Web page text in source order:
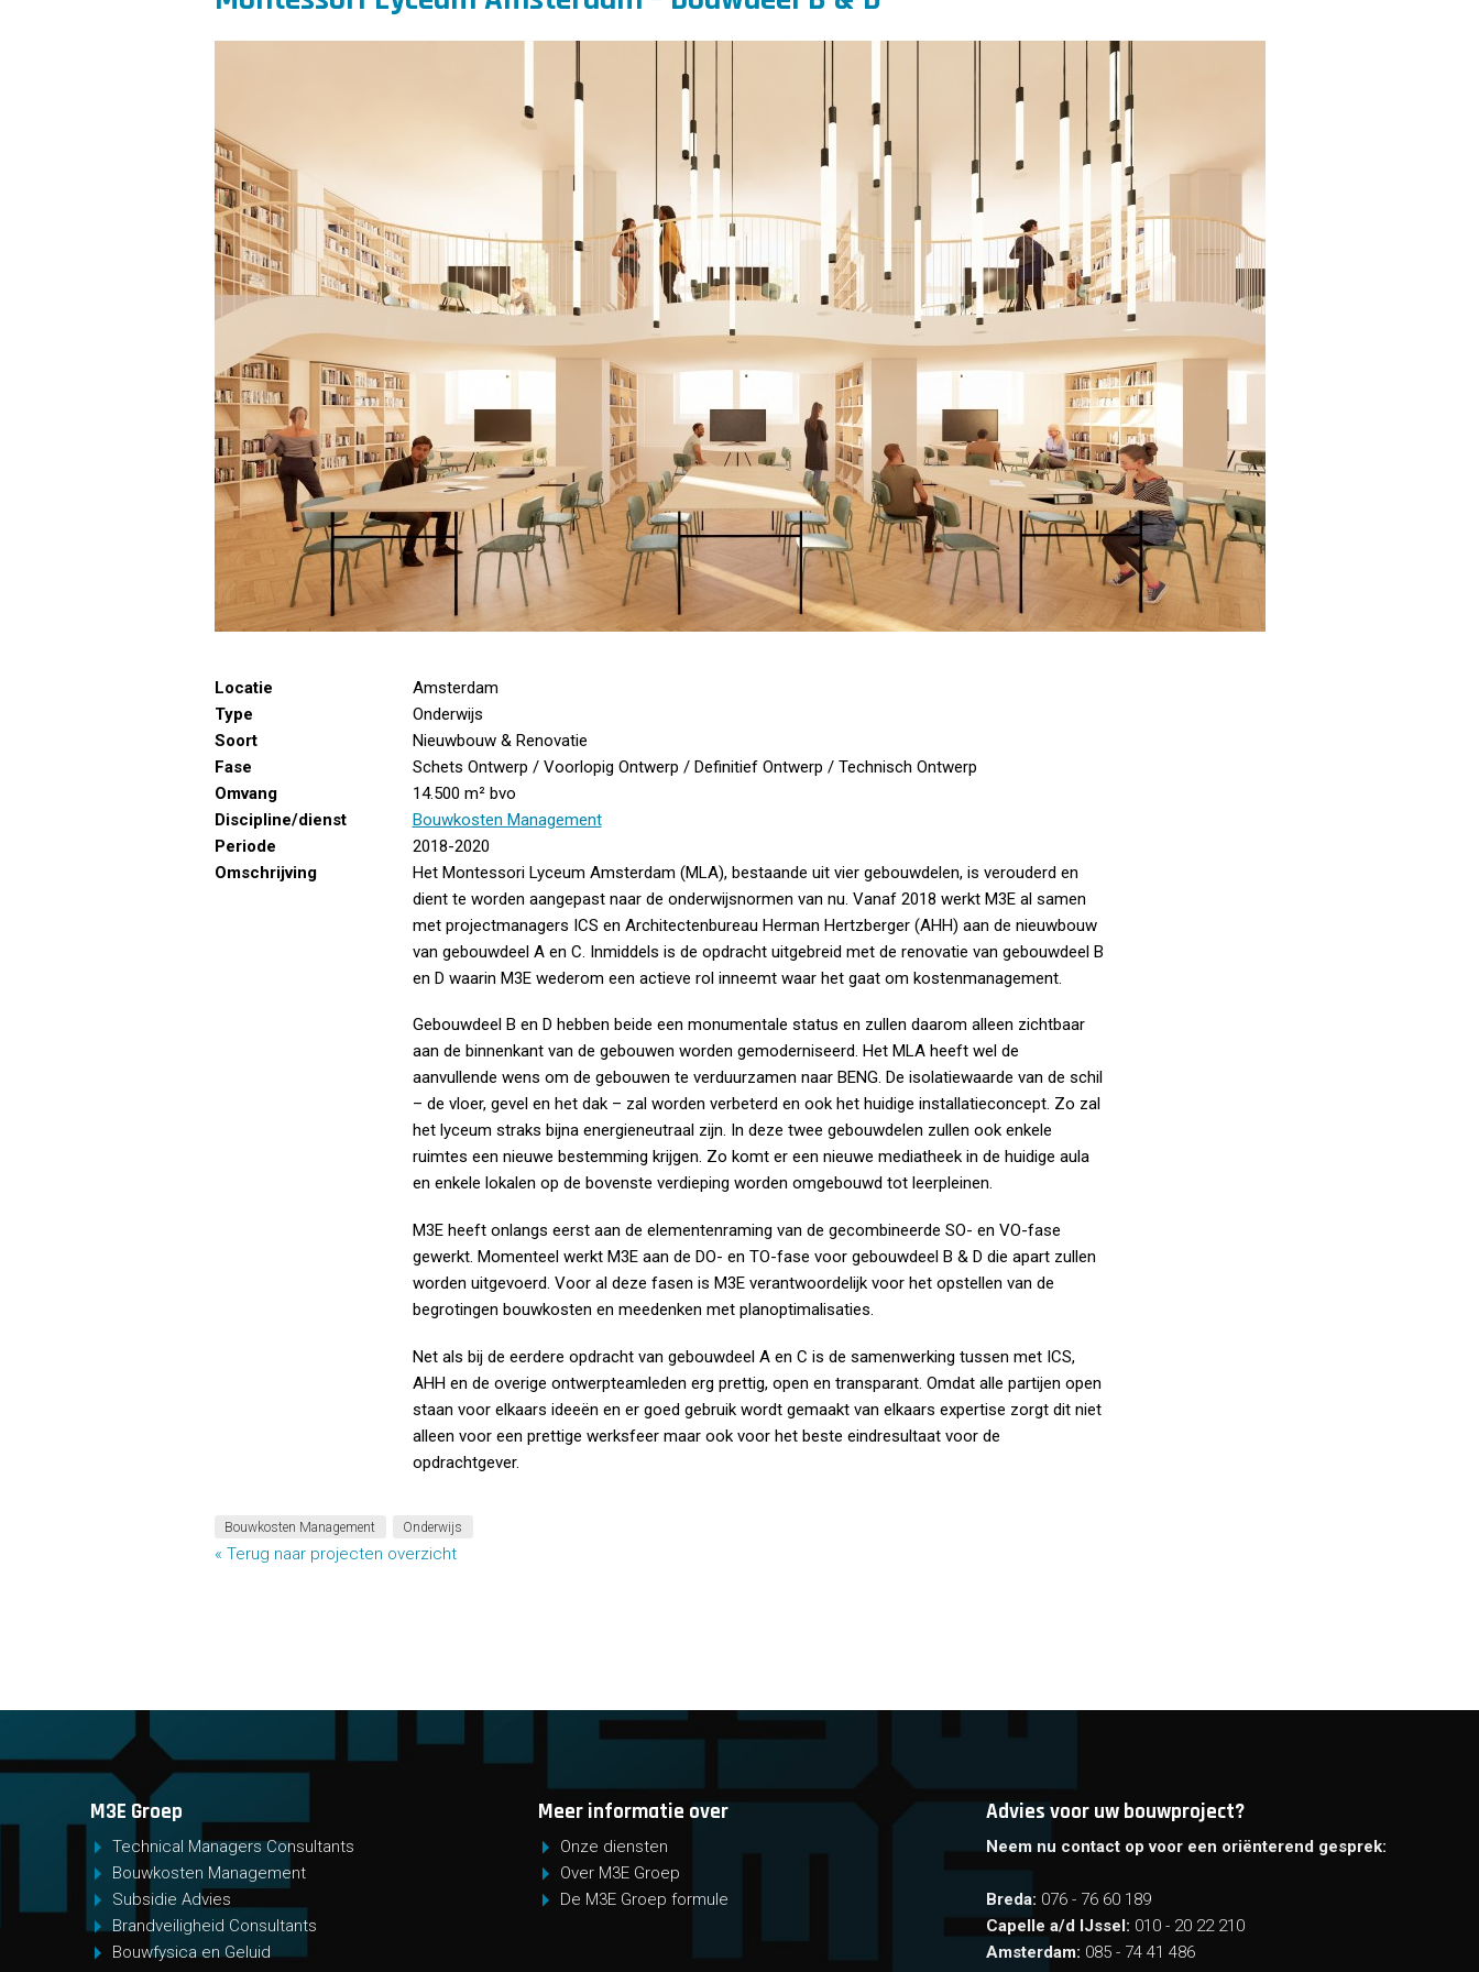
Locatie
Amsterdam
Type
Onderwijs
Soort
Nieuwbouw & Renovatie
Fase
Schets Ontwerp / Voorlopig Ontwerp / Definitief Ontwerp / Technisch Ontwerp
Omvang
14.500 m² bvo
Discipline/dienst
Bouwkosten Management
Periode
2018-2020
Omschrijving
Het Montessori Lyceum Amsterdam (MLA), bestaande uit vier gebouwdelen, is verouderd en
dient te worden aangepast naar de onderwijsnormen van nu. Vanaf 2018 werkt M3E al samen
met projectmanagers ICS en Architectenbureau Herman Hertzberger (AHH) aan de nieuwbouw
van gebouwdeel A en C. Inmiddels is de opdracht uitgebreid met de renovatie van gebouwdeel B
en D waarin M3E wederom een actieve rol inneemt waar het gaat om kostenmanagement.
Gebouwdeel B en D hebben beide een monumentale status en zullen daarom alleen zichtbaar
aan de binnenkant van de gebouwen worden gemoderniseerd. Het MLA heeft wel de
aanvullende wens om de gebouwen te verduurzamen naar BENG. De isolatiewaarde van de schil
– de vloer, gevel en het dak – zal worden verbeterd en ook het huidige installatieconcept. Zo zal
het lyceum straks bijna energieneutraal zijn. In deze twee gebouwdelen zullen ook enkele
ruimtes een nieuwe bestemming krijgen. Zo komt er een nieuwe mediatheek in de huidige aula
en enkele lokalen op de bovenste verdieping worden omgebouwd tot leerpleinen.
M3E heeft onlangs eerst aan de elementenraming van de gecombineerde SO- en VO-fase
gewerkt. Momenteel werkt M3E aan de DO- en TO-fase voor gebouwdeel B & D die apart zullen
worden uitgevoerd. Voor al deze fasen is M3E verantwoordelijk voor het opstellen van de
begrotingen bouwkosten en meedenken met planoptimalisaties.
Net als bij de eerdere opdracht van gebouwdeel A en C is de samenwerking tussen met ICS,
AHH en de overige ontwerpteamleden erg prettig, open en transparant. Omdat alle partijen open
staan voor elkaars ideeën en er goed gebruik wordt gemaakt van elkaars expertise zorgt dit niet
alleen voor een prettige werksfeer maar ook voor het beste eindresultaat voor de
opdrachtgever.
Bouwkosten Management Onderwijs
« Terug naar projecten overzicht
M3E Groep
Technical Managers Consultants
Bouwkosten Management
Subsidie Advies
Brandveiligheid Consultants
Bouwfysica en Geluid
Meer informatie over
Onze diensten
Over M3E Groep
De M3E Groep formule
Advies voor uw bouwproject?
Neem nu contact op voor een oriënterend gesprek:
Breda: 076 - 76 60 189
Capelle a/d IJssel: 010 - 20 22 210
Amsterdam: 085 - 74 41 486